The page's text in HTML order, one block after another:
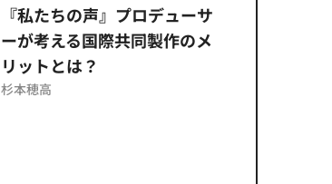
『私たちの声』プロデューサ
ーが考える国際共同製作のメ
リットとは？
杉本穂高